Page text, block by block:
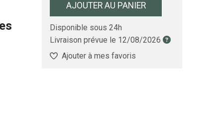
AJOUTER AU PANIER
Disponible sous 24h
Livraison prévue le 12/08/2026
Ajouter à mes favoris